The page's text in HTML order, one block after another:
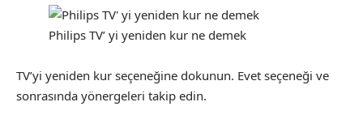
Philips TV’ yi yeniden kur ne demek
TV’yi yeniden kur seçeneğine dokunun. Evet seçeneği ve
sonrasında yönergeleri takip edin.